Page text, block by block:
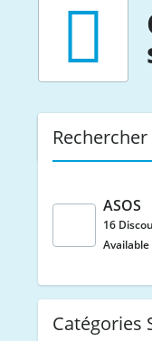
ASOS
16
Available
Catégories